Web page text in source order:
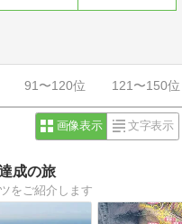
91〜120位 121〜150位
画像表示 文字表示
成の旅
をご紹介します